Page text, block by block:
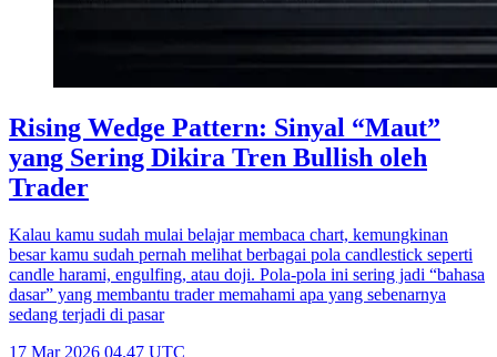
Rising Wedge Pattern: Sinyal “Maut”
yang Sering Dikira Tren Bullish oleh
Trader
Kalau kamu sudah mulai belajar membaca chart, kemungkinan
besar kamu sudah pernah melihat berbagai pola candlestick seperti
candle harami, engulfing, atau doji. Pola-pola ini sering jadi “bahasa
dasar” yang membantu trader memahami apa yang sebenarnya
sedang terjadi di pasar
17 Mar 2026 04.47 UTC